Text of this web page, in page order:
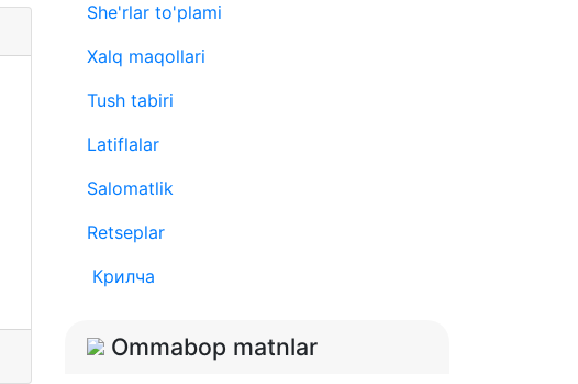
She'rlar to'plami
Xalq maqollari
Tush tabiri
Latiflalar
Salomatlik
Retseplar
Крилча
Ommabop matnlar